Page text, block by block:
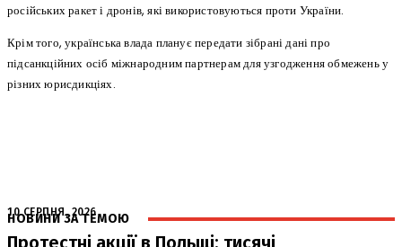
російських ракет і дронів, які використовуються проти України.
Крім того, українська влада планує передати зібрані дані про
підсанкційних осіб міжнародним партнерам для узгодження обмежень у
різних юрисдикціях.
НОВИНИ ЗА ТЕМОЮ
10 СЕРПНЯ, 2026